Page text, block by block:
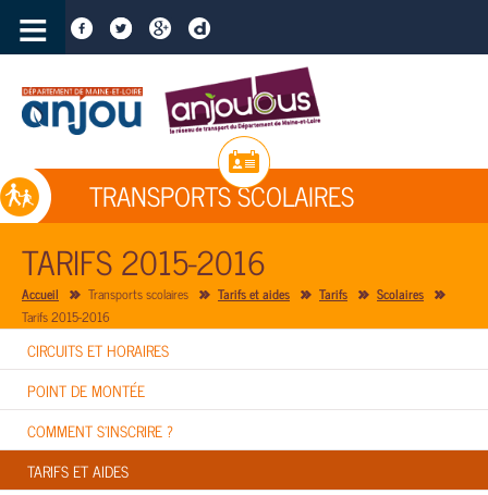
≡
TRANSPORTS SCOLAIRES
TARIFS 2015-2016
Accueil Transports scolaires Tarifs et aides Tarifs
Scolaires
Tarifs 2015-2016
CIRCUITS ET HORAIRES
POINT DE MONTÉE
COMMENT S'INSCRIRE ?
TARIFS ET AIDES